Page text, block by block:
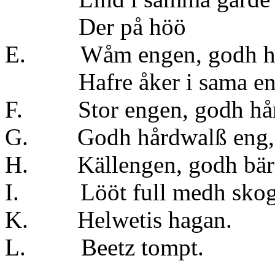
Der på
E. Wåm engen,
Hafre åker i
F. Stor engen, godh
G. Godh hårdwalß
H. Källengen, godh
I. Lööt full medh skog,
K. Helwetis hagan.
L. Beetz tompt.